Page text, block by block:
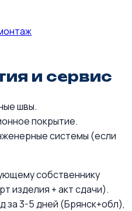
и сервис
швы.
покрытие.
системы (если
собственнику
изделия + акт сдачи).
за 3-5 дней (Брянск+обл),